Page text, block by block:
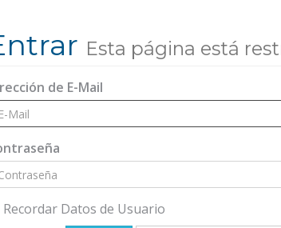
Esta página está
de E-Mail
Recordar Datos de Usuario